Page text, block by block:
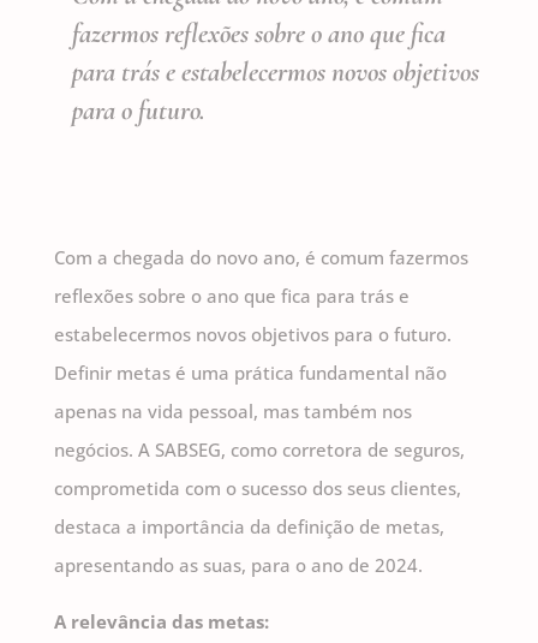
fazermos reflexões sobre o ano que fica
para trás e estabelecermos novos objetivos
para o futuro.
Com a chegada do novo ano, é comum fazermos
reflexões sobre o ano que fica para trás e
estabelecermos novos objetivos para o futuro.
Definir metas é uma prática fundamental não
apenas na vida pessoal, mas também nos
negócios. A SABSEG, como corretora de seguros,
comprometida com o sucesso dos seus clientes,
destaca a importância da definição de metas,
apresentando as suas, para o ano de 2024.
A relevância das metas: